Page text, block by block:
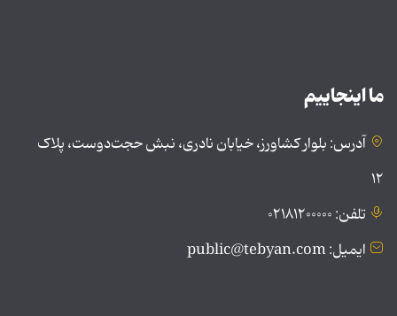
ما اینجاییم
آدرس: بلوار کشاورز، خیابان نادری، نبش حجت‌دوست، پلاک
۱۲
تلفن: ۰۲۱۸۱۲۰۰۰۰۰
ایمیل: public@tebyan.com